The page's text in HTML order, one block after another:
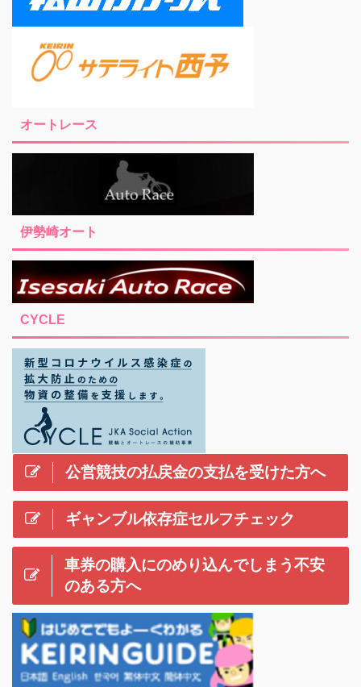
オートレース
伊勢崎オート
CYCLE
公営競技の払戻金の支払を受けた方へ
ギャンブル依存症セルフチェック
車券の購入にのめり込んでしまう不安
のある方へ